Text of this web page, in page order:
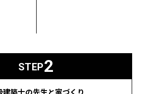
STEP2
建築士の先生と家づくり